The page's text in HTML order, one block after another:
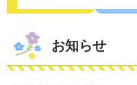
お知らせ